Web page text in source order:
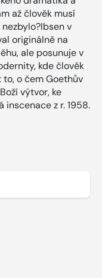
až člověk musí
v
originálně na
ale posunuje v
kde člověk
o čem Goethův
výtvor, ke
inscenace z r. 1958.